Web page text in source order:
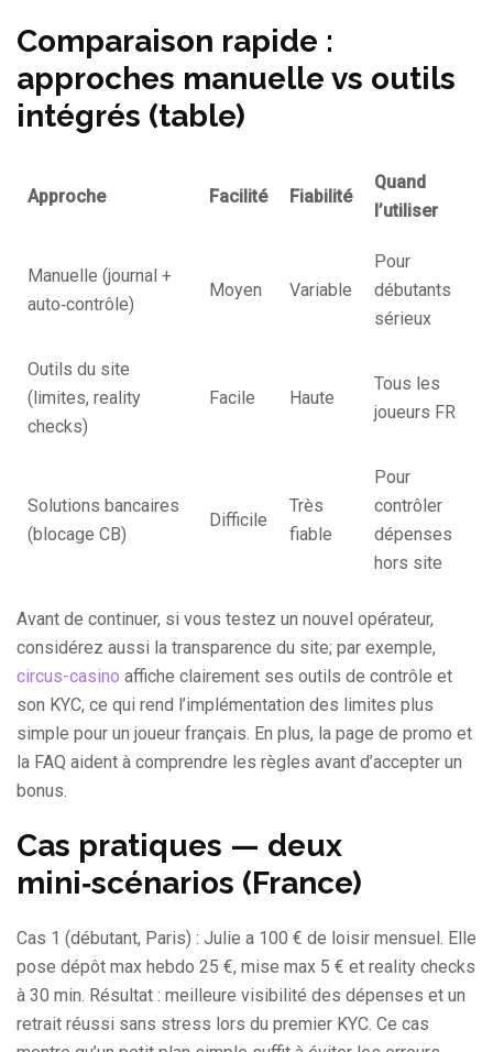
Comparaison rapide :
approches manuelle vs outils
intégrés (table)
Approche Facilité Fiabilité
Quand
l’utiliser
Manuelle (journal +
auto‑contrôle)
Moyen Variable
Pour
débutants
sérieux
Outils du site
(limites, reality
checks)
Facile Haute
Tous les
joueurs FR
Solutions bancaires
(blocage CB)
Difficile
Très
fiable
Pour
contrôler
dépenses
hors site
Avant de continuer, si vous testez un nouvel opérateur,
considérez aussi la transparence du site; par exemple,
circus-casino affiche clairement ses outils de contrôle et
son KYC, ce qui rend l’implémentation des limites plus
simple pour un joueur français. En plus, la page de promo et
la FAQ aident à comprendre les règles avant d’accepter un
bonus.
Cas pratiques — deux
mini‑scénarios (France)
Cas 1 (débutant, Paris) : Julie a 100 € de loisir mensuel. Elle
pose dépôt max hebdo 25 €, mise max 5 € et reality checks
à 30 min. Résultat : meilleure visibilité des dépenses et un
retrait réussi sans stress lors du premier KYC. Ce cas